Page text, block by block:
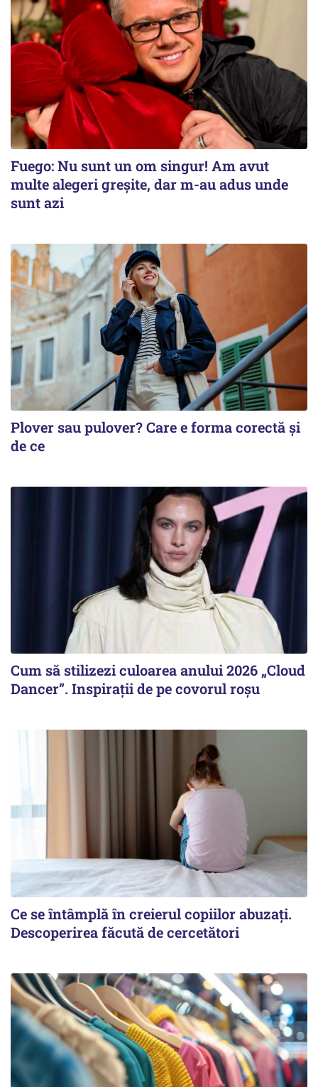
Fuego: Nu sunt un om singur! Am avut
multe alegeri greșite, dar m-au adus unde
sunt azi
Plover sau pulover? Care e forma corectă și
de ce
Cum să stilizezi culoarea anului 2026 „Cloud
Dancer”. Inspirații de pe covorul roșu
Ce se întâmplă în creierul copiilor abuzați.
Descoperirea făcută de cercetători